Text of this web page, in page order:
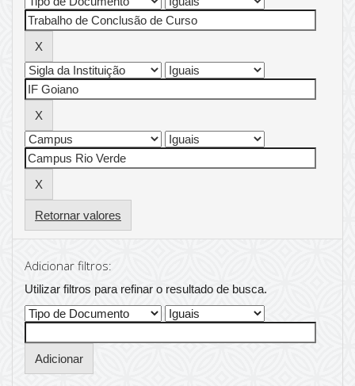
Retornar valores
Adicionar filtros:
Utilizar filtros para refinar o resultado de busca.